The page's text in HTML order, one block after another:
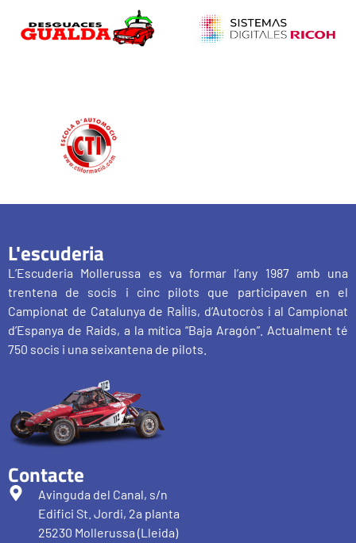
L'escuderia
L’Escuderia Mollerussa es va formar l’any 1987 amb una
trentena de socis i cinc pilots que participaven en el
Campionat de Catalunya de Ral·lis, d’Autocròs i al Campionat
d’Espanya de Raids, a la mítica “Baja Aragón”. Actualment té
750 socis i una seixantena de pilots.
Contacte
Avinguda del Canal, s/n
Edifici St. Jordi, 2a planta
25230 Mollerussa (Lleida)